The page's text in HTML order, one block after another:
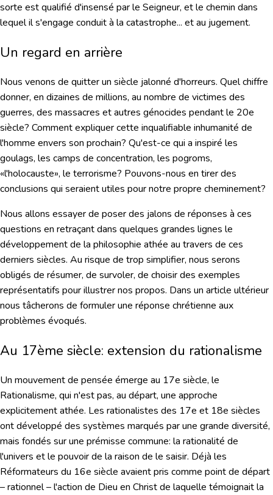
sorte est qualifié d'insensé par le Seigneur, et le chemin dans
lequel il s'engage conduit à la catastrophe... et au jugement.
Un regard en arrière
Nous venons de quitter un siècle jalonné d'horreurs. Quel chiffre
donner, en dizaines de millions, au nombre de victimes des
guerres, des massacres et autres génocides pendant le 20e
siècle? Comment expliquer cette inqualifiable inhumanité de
l'homme envers son prochain? Qu'est-ce qui a inspiré les
goulags, les camps de concentration, les pogroms,
«l'holocauste», le terrorisme? Pouvons-nous en tirer des
conclusions qui seraient utiles pour notre propre cheminement?
Nous allons essayer de poser des jalons de réponses à ces
questions en retraçant dans quelques grandes lignes le
développement de la philosophie athée au travers de ces
derniers siècles. Au risque de trop simplifier, nous serons
obligés de résumer, de survoler, de choisir des exemples
représentatifs pour illustrer nos propos. Dans un article ultérieur
nous tâcherons de formuler une réponse chrétienne aux
problèmes évoqués.
Au 17ème siècle: extension du rationalisme
Un mouvement de pensée émerge au 17e siècle, le
Rationalisme, qui n'est pas, au départ, une approche
explicitement athée. Les rationalistes des 17e et 18e siècles
ont développé des systèmes marqués par une grande diversité,
mais fondés sur une prémisse commune: la rationalité de
l'univers et le pouvoir de la raison de le saisir. Déjà les
Réformateurs du 16e siècle avaient pris comme point de départ
– rationnel – l'action de Dieu en Christ de laquelle témoignait la